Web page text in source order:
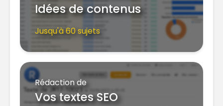
Idées de contenus
Jusqu'à 60 sujets
Rédaction de
Vos textes SEO